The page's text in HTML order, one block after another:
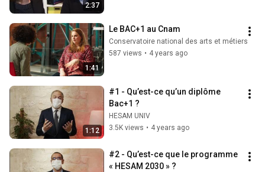
2:37
1:41
Le BAC+1 au Cnam
Conservatoire national des arts et métiers
587 views • 4 years ago
1:12
#1 - Qu’est-ce qu’un diplôme
Bac+1 ?
HESAM UNIV
3.5K views • 4 years ago
#2 - Qu’est-ce que le programme
« HESAM 2030 » ?